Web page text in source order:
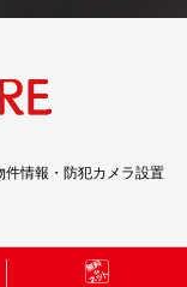
情報・防犯カメラ設置